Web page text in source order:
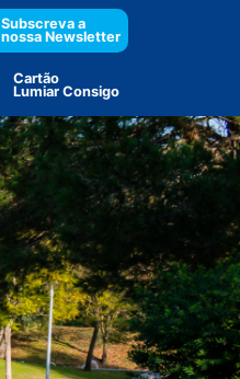
Subscreva a
nossa Newsletter
Cartão
Lumiar Consigo